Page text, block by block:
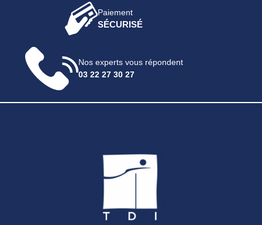
Paiement
SÉCURISÉ
Nos experts vous répondent
03 22 27 30 27